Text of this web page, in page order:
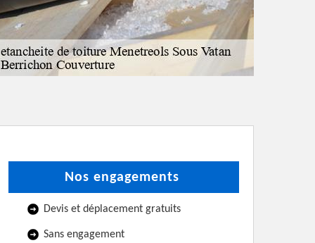
Nos engagements
Devis et déplacement gratuits
Sans engagement